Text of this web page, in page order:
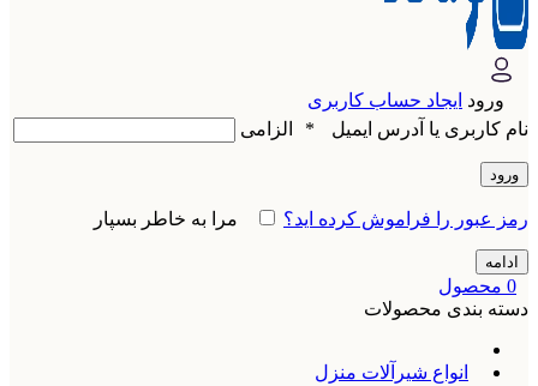
ورود ایجاد حساب کاربری
نام کاربری یا آدرس ایمیل
* الزامی
ورود
رمز عبور را فراموش کرده اید؟ مرا به خاطر بسپار
ادامه
0 محصول
دسته بندی محصولات
انواع شیرآلات منزل